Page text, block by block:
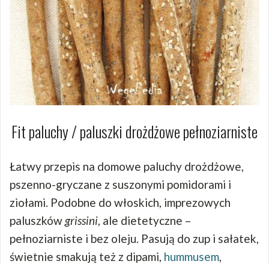
Fit paluchy / paluszki drożdżowe pełnoziarniste
Łatwy przepis na domowe paluchy drożdżowe,
pszenno-gryczane z suszonymi pomidorami i
ziołami. Podobne do włoskich, imprezowych
paluszków grissini , ale dietetyczne –
pełnoziarniste i bez oleju. Pasują do zup i sałatek,
świetnie smakują też z dipami, hummusem